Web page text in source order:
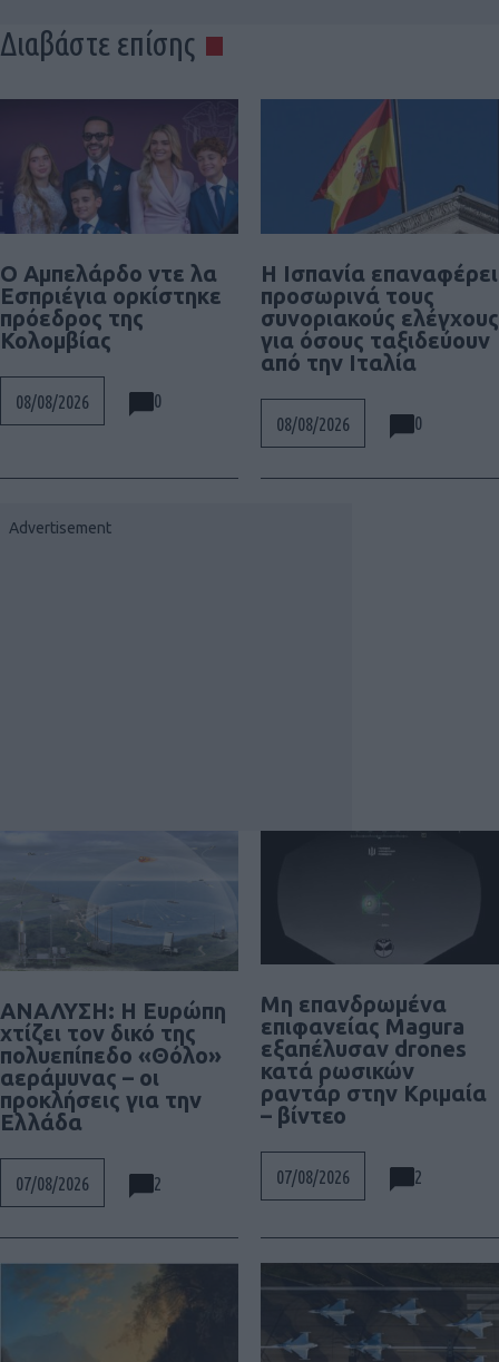
Διαβάστε επίσης
Ο Αμπελάρδο ντε λα
Εσπριέγια ορκίστηκε
πρόεδρος της
Κολομβίας
08/08/2026 0
Η Ισπανία επαναφέρει
προσωρινά τους
συνοριακούς ελέγχους
για όσους ταξιδεύουν
από την Ιταλία
08/08/2026 0
ΑΝΑΛΥΣΗ: Η Ευρώπη
χτίζει τον δικό της
πολυεπίπεδο «Θόλο»
αεράμυνας – οι
προκλήσεις για την
Ελλάδα
07/08/2026 2
Μη επανδρωμένα
επιφανείας Magura
εξαπέλυσαν drones
κατά ρωσικών
ραντάρ στην Κριμαία
– βίντεο
07/08/2026 2